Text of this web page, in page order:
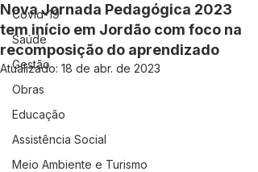
Covid-19
Saúde
Gestão
Obras
Educação
Assistência Social
Meio Ambiente e Turismo
Nova Jornada Pedagógica 2023
tem início em Jordão com foco na
recomposição do aprendizado
Atualizado: 18 de abr. de 2023